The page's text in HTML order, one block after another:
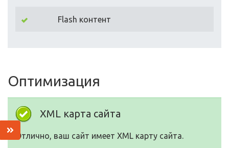
Flash контент
Оптимизация
XML карта сайта
Отлично, ваш сайт имеет XML карту сайта.